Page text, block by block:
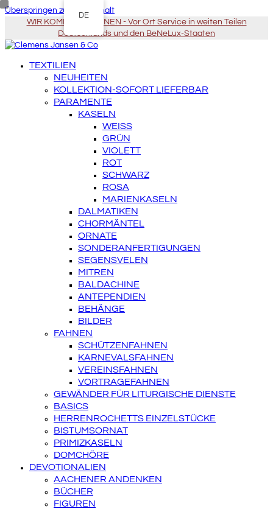
Überspringen zu Hauptinhalt
WIR KOMMEN ZU IHNEN - Vor Ort Service in weiten Teilen
Deutschlands und den BeNeLux-Staaten
TEXTILIEN
NEUHEITEN
KOLLEKTION-SOFORT LIEFERBAR
PARAMENTE
KASELN
WEISS
GRÜN
VIOLETT
ROT
SCHWARZ
ROSA
MARIENKASELN
DALMATIKEN
CHORMÄNTEL
ORNATE
SONDERANFERTIGUNGEN
SEGENSVELEN
MITREN
BALDACHINE
ANTEPENDIEN
BEHÄNGE
BILDER
FAHNEN
SCHÜTZENFAHNEN
KARNEVALSFAHNEN
VEREINSFAHNEN
VORTRAGEFAHNEN
GEWÄNDER FÜR LITURGISCHE DIENSTE
BASICS
HERRENROCHETTS EINZELSTÜCKE
BISTUMSORNAT
PRIMIZKASELN
DOMCHÖRE
DEVOTIONALIEN
AACHENER ANDENKEN
BÜCHER
FIGUREN
DE